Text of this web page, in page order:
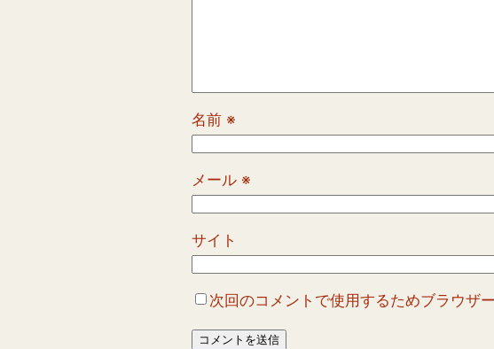
名前 ※
メール ※
サイト
次回のコメントで使用するためブラウザ